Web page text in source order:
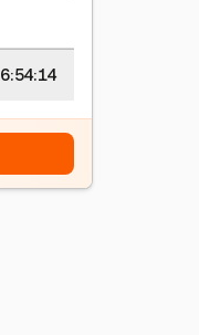
6:54:15